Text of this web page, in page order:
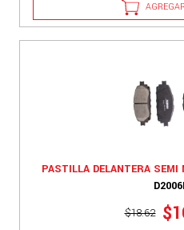
PASTILLA DELANTERA SEMI
$18.62